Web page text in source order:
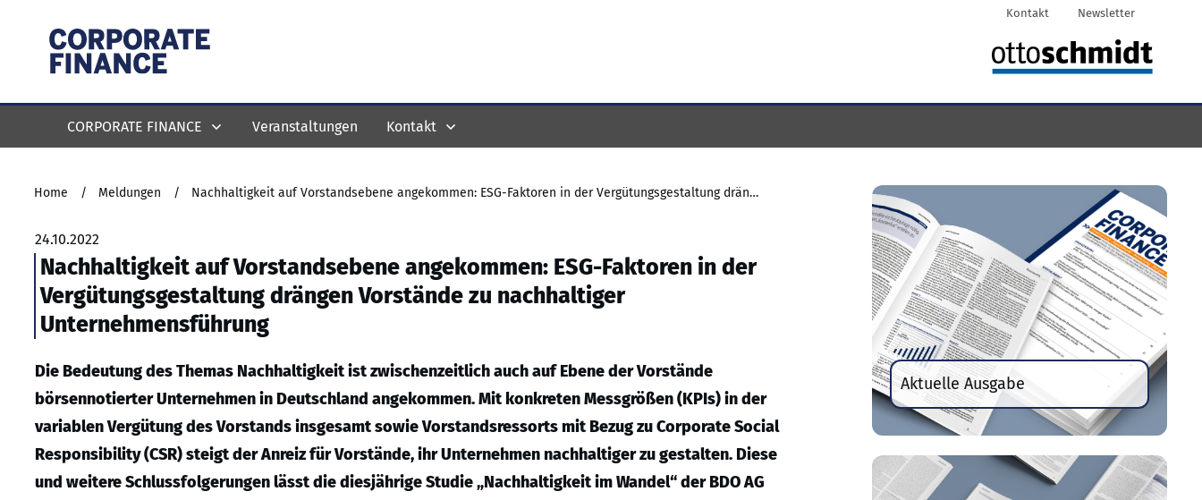
Kontakt Newsletter
CORPORATE FINANCE Veranstaltungen Kontakt
Home / Meldungen / Nachhaltigkeit auf Vorstandsebene angekommen: ESG-Faktoren in der Vergütungsgestaltung drängen Vorstände zu nachhaltiger Unternehmensführung
24.10.2022
Nachhaltigkeit auf Vorstandsebene angekommen: ESG-Faktoren in der
Vergütungsgestaltung drängen Vorstände zu nachhaltiger
Unternehmensführung
Die Bedeutung des Themas Nachhaltigkeit ist zwischenzeitlich auch auf Ebene der Vorstände
börsennotierter Unternehmen in Deutschland angekommen. Mit konkreten Messgrößen (KPIs) in der
variablen Vergütung des Vorstands insgesamt sowie Vorstandsressorts mit Bezug zu Corporate Social
Responsibility (CSR) steigt der Anreiz für Vorstände, ihr Unternehmen nachhaltiger zu gestalten. Diese
und weitere Schlussfolgerungen lässt die diesjährige Studie „Nachhaltigkeit im Wandel“ der BDO AG
Aktuelle Ausgabe